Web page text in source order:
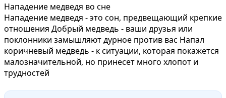
Нападение медведя во сне
Нападение медведя - это сон, предвещающий крепкие
отношения Добрый медведь - ваши друзья или
поклонники замышляют дурное против вас Напал
коричневый медведь - к ситуации, которая покажется
малозначительной, но принесет много хлопот и
трудностей